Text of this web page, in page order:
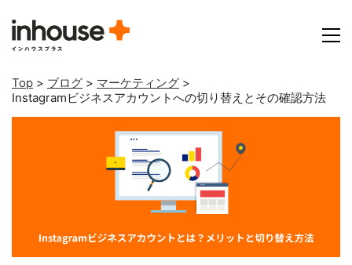
Top > ブログ > マーケティング >
Instagramビジネスアカウントへの切り替えとその確認方法